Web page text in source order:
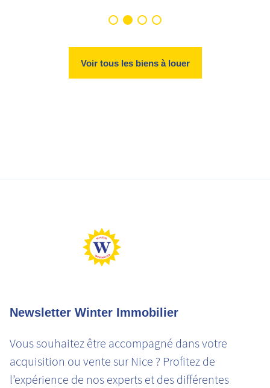
Voir tous les biens à louer
Newsletter Winter Immobilier
Vous souhaitez être accompagné dans votre
acquisition ou vente sur Nice ? Profitez de
l’expérience de nos experts et des différentes